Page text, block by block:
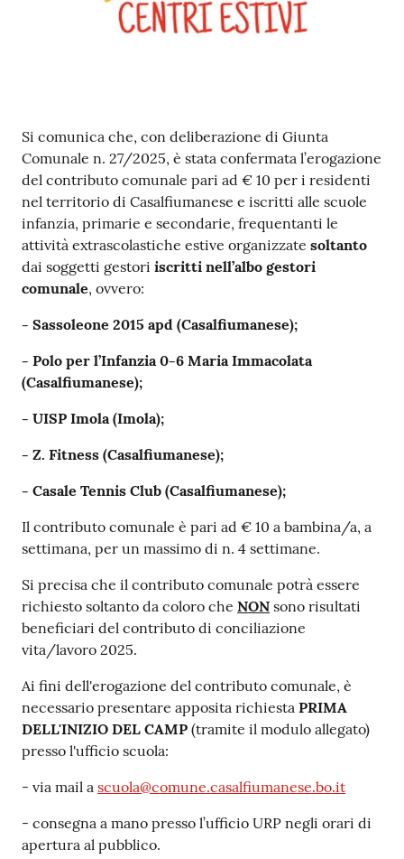
Contenuto
Si comunica che, con deliberazione di Giunta
Comunale n. 27/2025, è stata confermata l’erogazione
del contributo comunale pari ad € 10 per i residenti
nel territorio di Casalfiumanese e iscritti alle scuole
infanzia, primarie e secondarie, frequentanti le
attività extrascolastiche estive organizzate soltanto
dai soggetti gestori iscritti nell’albo gestori
comunale, ovvero:
- Sassoleone 2015 apd (Casalfiumanese);
- Polo per l’Infanzia 0-6 Maria Immacolata
(Casalfiumanese);
- UISP Imola (Imola);
- Z. Fitness (Casalfiumanese);
- Casale Tennis Club (Casalfiumanese);
Il contributo comunale è pari ad € 10 a bambina/a, a
settimana, per un massimo di n. 4 settimane.
Si precisa che il contributo comunale potrà essere
richiesto soltanto da coloro che NON sono risultati
beneficiari del contributo di conciliazione
vita/lavoro 2025.
Ai fini dell'erogazione del contributo comunale, è
necessario presentare apposita richiesta PRIMA
DELL'INIZIO DEL CAMP (tramite il modulo allegato)
presso l'ufficio scuola:
- via mail a scuola@comune.casalfiumanese.bo.it
- consegna a mano presso l’ufficio URP negli orari di
apertura al pubblico.